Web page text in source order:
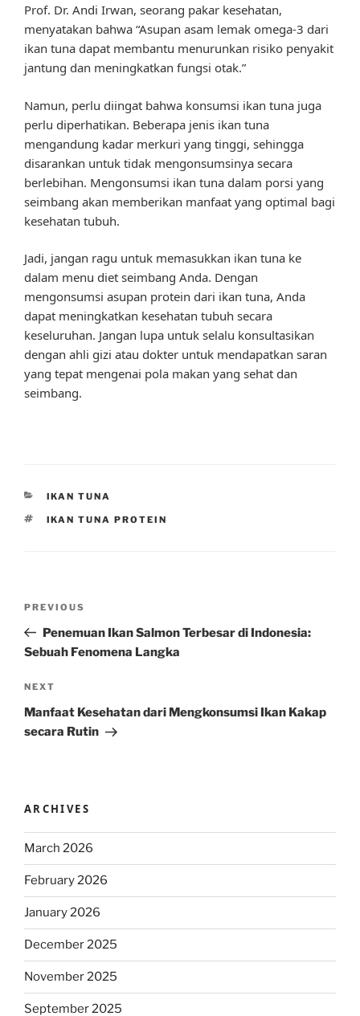
Prof. Dr. Andi Irwan, seorang pakar kesehatan,
menyatakan bahwa “Asupan asam lemak omega-3 dari
ikan tuna dapat membantu menurunkan risiko penyakit
jantung dan meningkatkan fungsi otak.”
Namun, perlu diingat bahwa konsumsi ikan tuna juga
perlu diperhatikan. Beberapa jenis ikan tuna
mengandung kadar merkuri yang tinggi, sehingga
disarankan untuk tidak mengonsumsinya secara
berlebihan. Mengonsumsi ikan tuna dalam porsi yang
seimbang akan memberikan manfaat yang optimal bagi
kesehatan tubuh.
Jadi, jangan ragu untuk memasukkan ikan tuna ke
dalam menu diet seimbang Anda. Dengan
mengonsumsi asupan protein dari ikan tuna, Anda
dapat meningkatkan kesehatan tubuh secara
keseluruhan. Jangan lupa untuk selalu konsultasikan
dengan ahli gizi atau dokter untuk mendapatkan saran
yang tepat mengenai pola makan yang sehat dan
seimbang.
CATEGORIES
IKAN TUNA
TAGS
IKAN TUNA PROTEIN
Previous
Post
PREVIOUS
Penemuan Ikan Salmon Terbesar di Indonesia:
Sebuah Fenomena Langka
Next
Post
NEXT
Manfaat Kesehatan dari Mengkonsumsi Ikan Kakap
secara Rutin
ARCHIVES
March 2026
February 2026
January 2026
December 2025
November 2025
September 2025